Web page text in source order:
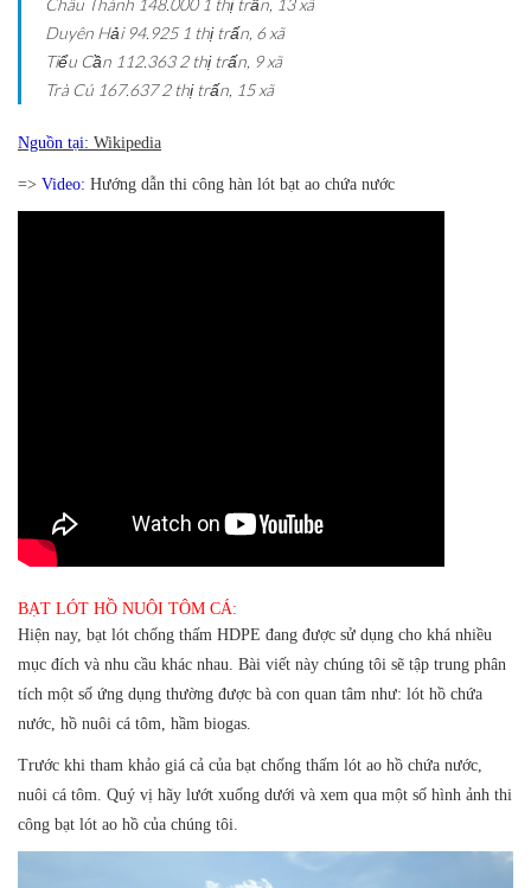
Châu Thành 148.000 1 thị trấn, 13 xã
Duyên Hải 94.925 1 thị trấn, 6 xã
Tiểu Cần 112.363 2 thị trấn, 9 xã
Trà Cú 167.637 2 thị trấn, 15 xã
Nguồn tại: Wikipedia
=> Video: Hướng dẫn thi công hàn lót bạt ao chứa nước
BẠT LÓT HỒ NUÔI TÔM CÁ:
Hiện nay, bạt lót chống thấm HDPE đang được sử dụng cho khá nhiều
mục đích và nhu cầu khác nhau. Bài viết này chúng tôi sẽ tập trung phân
tích một số ứng dụng thường được bà con quan tâm như: lót hồ chứa
nước, hồ nuôi cá tôm, hầm biogas.
Trước khi tham khảo giá cả của bạt chống thấm lót ao hồ chứa nước,
nuôi cá tôm. Quý vị hãy lướt xuống dưới và xem qua một số hình ảnh thi
công bạt lót ao hồ của chúng tôi.